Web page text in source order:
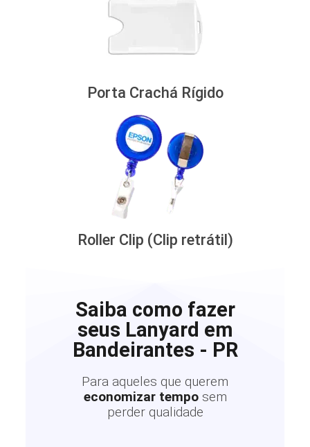
Porta Crachá Rígido
Roller Clip (Clip retrátil)
Saiba como fazer
seus Lanyard em
Bandeirantes - PR
Para aqueles que querem
economizar tempo sem
perder qualidade